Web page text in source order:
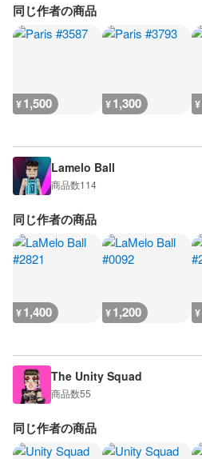
同じ作者の商品
¥1,500 ¥1,300 ¥
Lamelo Ball
商品数114
同じ作者の商品
¥1,400 ¥1,200 ¥
The Unity Squad
商品数55
同じ作者の商品